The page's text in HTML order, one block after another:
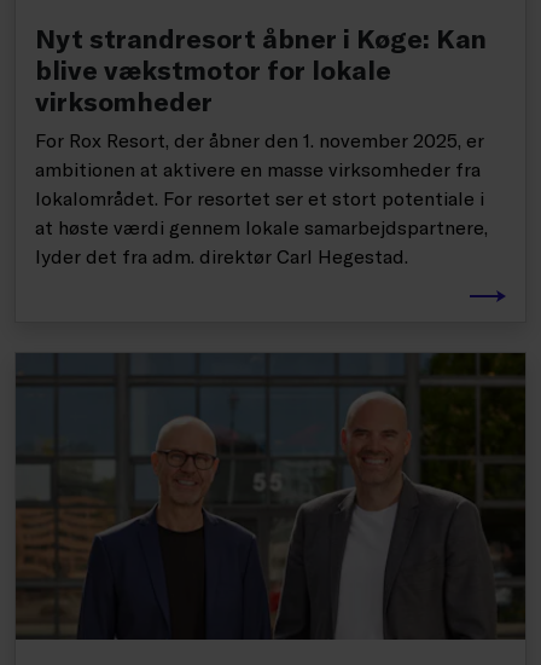
Nyt strandresort åbner i Køge: Kan
blive vækstmotor for lokale
virksomheder
For Rox Resort, der åbner den 1. november 2025, er
ambitionen at aktivere en masse virksomheder fra
lokalområdet. For resortet ser et stort potentiale i
at høste værdi gennem lokale samarbejdspartnere,
lyder det fra adm. direktør Carl Hegestad.